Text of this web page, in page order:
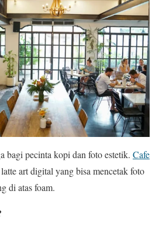
bagi pecinta kopi dan foto estetik. Cafe
art digital yang bisa mencetak foto
di atas foam.